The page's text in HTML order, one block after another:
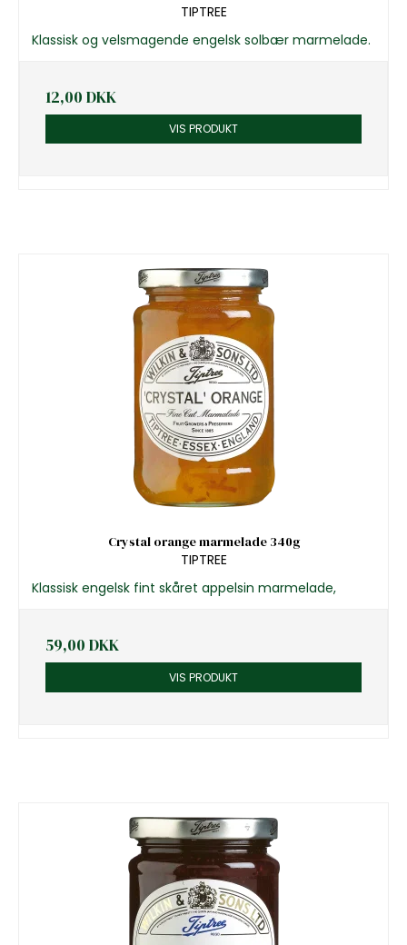
TIPTREE
Klassisk og velsmagende engelsk solbær marmelade.
12,00 DKK
VIS PRODUKT
Crystal orange marmelade 340g
TIPTREE
Klassisk engelsk fint skåret appelsin marmelade,
59,00 DKK
VIS PRODUKT